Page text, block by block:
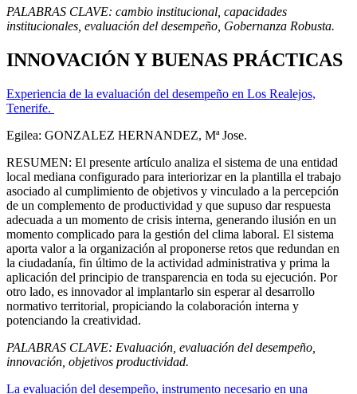
PALABRAS CLAVE: cambio institucional, capacidades
institucionales, evaluación del desempeño, Gobernanza Robusta.
INNOVACIÓN Y BUENAS PRÁCTICAS
Experiencia de la evaluación del desempeño en Los Realejos,
Tenerife.
Egilea: GONZALEZ HERNANDEZ, Mª Jose.
RESUMEN: El presente artículo analiza el sistema de una entidad
local mediana configurado para interiorizar en la plantilla el trabajo
asociado al cumplimiento de objetivos y vinculado a la percepción
de un complemento de productividad y que supuso dar respuesta
adecuada a un momento de crisis interna, generando ilusión en un
momento complicado para la gestión del clima laboral. El sistema
aporta valor a la organización al proponerse retos que redundan en
la ciudadanía, fin último de la actividad administrativa y prima la
aplicación del principio de transparencia en toda su ejecución. Por
otro lado, es innovador al implantarlo sin esperar al desarrollo
normativo territorial, propiciando la colaboración interna y
potenciando la creatividad.
PALABRAS CLAVE: Evaluación, evaluación del desempeño,
innovación, objetivos productividad.
La evaluación del desempeño, instrumento necesario en una